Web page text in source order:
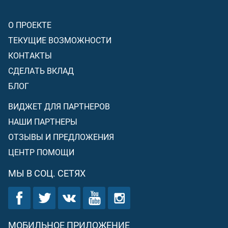
О ПРОЕКТЕ
ТЕКУЩИЕ ВОЗМОЖНОСТИ
КОНТАКТЫ
СДЕЛАТЬ ВКЛАД
БЛОГ
ВИДЖЕТ ДЛЯ ПАРТНЕРОВ
НАШИ ПАРТНЕРЫ
ОТЗЫВЫ И ПРЕДЛОЖЕНИЯ
ЦЕНТР ПОМОЩИ
МЫ В СОЦ. СЕТЯХ
МОБИЛЬНОЕ ПРИЛОЖЕНИЕ